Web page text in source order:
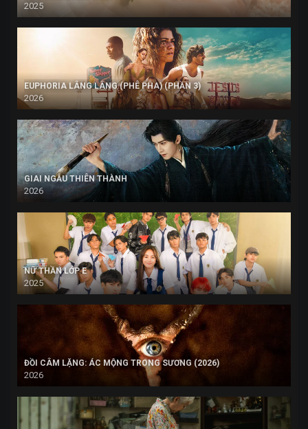
2025
EUPHORIA LÂNG LÂNG (PHÊ PHA) (PHẦN 3)
2026
GIAI NGẪU THIÊN THÀNH
2026
NỮ THẦN LỚP E
2025
ĐỒI CÂM LẶNG: ÁC MỘNG TRONG SƯƠNG (2026)
2026